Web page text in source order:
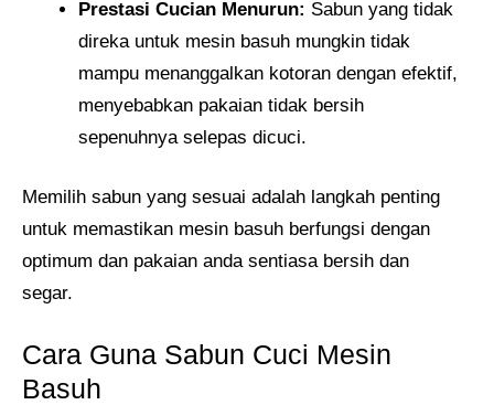
Prestasi Cucian Menurun: Sabun yang tidak
direka untuk mesin basuh mungkin tidak
mampu menanggalkan kotoran dengan efektif,
menyebabkan pakaian tidak bersih
sepenuhnya selepas dicuci.
Memilih sabun yang sesuai adalah langkah penting
untuk memastikan mesin basuh berfungsi dengan
optimum dan pakaian anda sentiasa bersih dan
segar.
Cara Guna Sabun Cuci Mesin
Basuh